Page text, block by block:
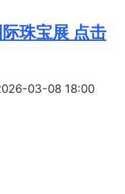
珠宝展 点击
03-08 18:00